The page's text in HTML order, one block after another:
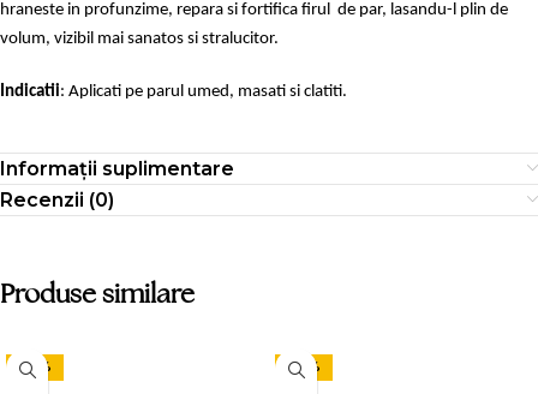
hraneste in profunzime, repara si fortifica firul de par, lasandu-l plin de
volum, vizibil mai sanatos si stralucitor.
Indicatii: Aplicati pe parul umed, masati si clatiti.
Informații suplimentare
Recenzii (0)
Produse similare
-24% -24%